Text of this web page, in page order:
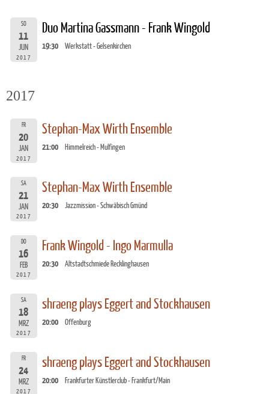
SO
11
JUN
2017
Duo Martina Gassmann - Frank Wingold
19:30 Werkstatt - Gelsenkirchen
2017
FR
20
JAN
2017
Stephan-Max Wirth Ensemble
21:00 Himmelreich - Mulfingen
SA
21
JAN
2017
Stephan-Max Wirth Ensemble
20:30 Jazzmission - Schwäbisch Gmünd
DO
16
FEB
2017
Frank Wingold - Ingo Marmulla
20:30 Altstadtschmiede Recklinghausen
SA
18
MRZ
2017
shraeng plays Eggert and Stockhausen
20:00 Offenburg
FR
24
MRZ
2017
shraeng plays Eggert and Stockhausen
20:00 Frankfurter Künstlerclub - Frankfurt/Main